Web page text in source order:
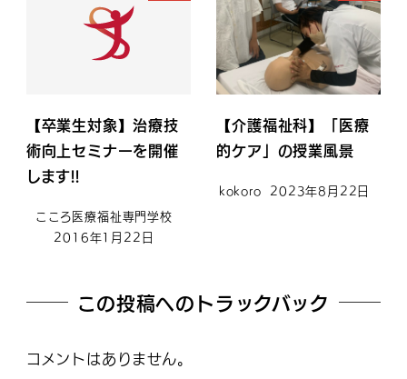
【卒業生対象】治療技
術向上セミナーを開催
します!!
こころ医療福祉専門学校
2016年1月22日
【介護福祉科】「医療
的ケア」の授業風景
kokoro 2023年8月22日
この投稿へのトラックバック
コメントはありません。